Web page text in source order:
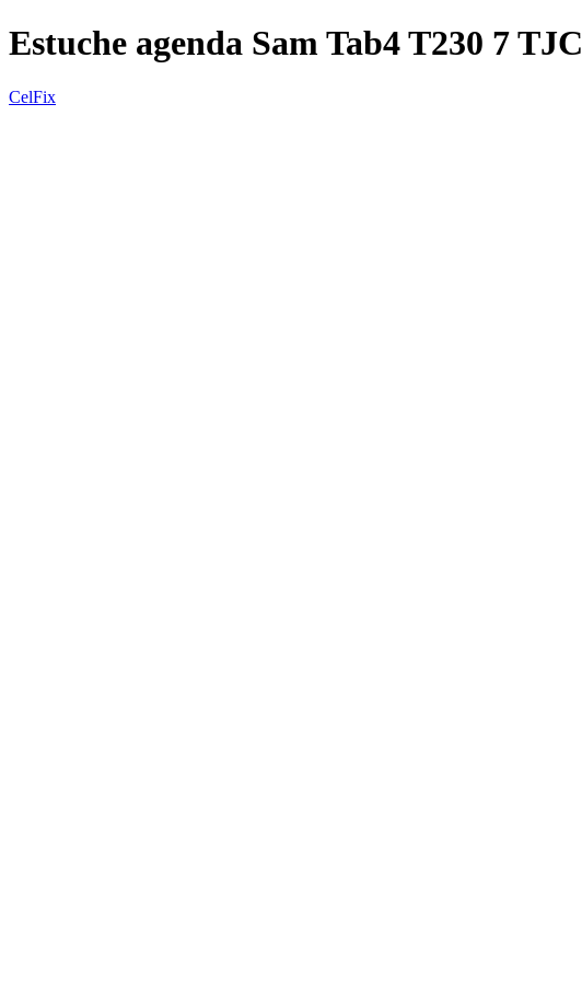
Estuche agenda Sam Tab4 T230 7 TJC
CelFix